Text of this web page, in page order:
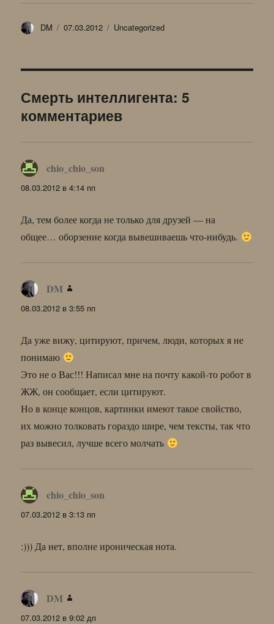
Автор
DM Опубликовано
07.03.2012 Рубрики
Uncategorized
Смерть интеллигента: 5
комментариев
chio_chio_son
08.03.2012 в 4:14 пп
Да, тем более когда не только для друзей — на
общее… оборзение когда вывешиваешь что-нибудь.
DM
08.03.2012 в 3:55 пп
Да уже вижу, цитируют, причем, люди, которых я не
понимаю
Это не о Вас!!! Написал мне на почту какой-то робот в
ЖЖ, он сообщает, если цитируют.
Но в конце концов, картинки имеют такое свойство,
их можно толковать гораздо шире, чем тексты, так что
раз вывесил, лучше всего молчать
chio_chio_son
07.03.2012 в 3:13 пп
:))) Да нет, вполне ироническая нота.
DM
07.03.2012 в 9:02 дп